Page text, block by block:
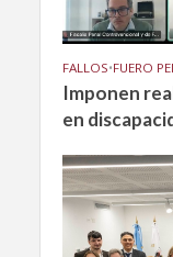
FALLOS•FUERO
Imponen
en